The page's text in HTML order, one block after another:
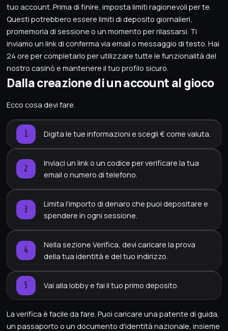
tuo account. Prima di finire, imposta limiti ragionevoli per te.
Questi potrebbero essere limiti di deposito giornalieri,
promemoria di sessione o un momento per rilassarsi. Ti
inviamo un link di conferma via email o messaggio di testo. Hai
24 ore per completarlo per utilizzare tutte le funzionalità del
nostro casinò e mantenere il tuo profilo sicuro.
Dalla creazione di un account al gioco
Ecco cosa devi fare.
Digita le tue informazioni e scegli € come valuta.
Inviaci un link o un codice per verificare la tua
email o numero di telefono.
Limita l'importo di denaro che puoi depositare e
spendere in ogni sessione.
Nella sezione Verifica, devi caricare la prova
della tua identità e del tuo indirizzo.
Vai alla lobby e fai il tuo primo deposito.
La verifica è facile da fare. Puoi caricare una patente di guida,
un passaporto o un documento d'identità nazionale, insieme